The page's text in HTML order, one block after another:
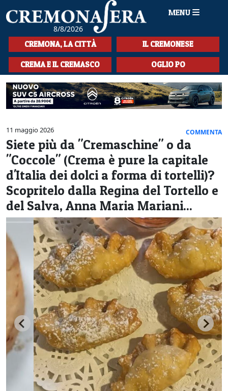
8/8/2026
MENU
HOME
CRONACA
SPORT
LA MUSICA
CULTURA
LA STORIA
SPETTACOLI
L'EDITORIALE
SEZIONI
CERCA
CREMONA, LA CITTÀ IL CREMONESE
CREMA E IL CREMASCO OGLIO PO
11 maggio 2026 COMMENTA
Siete più da "Cremaschine" o da
"Coccole" (Crema è pure la capitale
d'Italia dei dolci a forma di tortelli)?
Scopritelo dalla Regina del Tortello e
del Salva, Anna Maria Mariani...